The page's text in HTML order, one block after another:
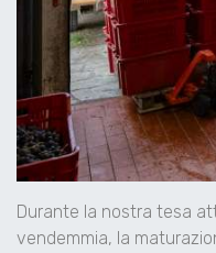
Durante la nostra tesa
vendemmia, la